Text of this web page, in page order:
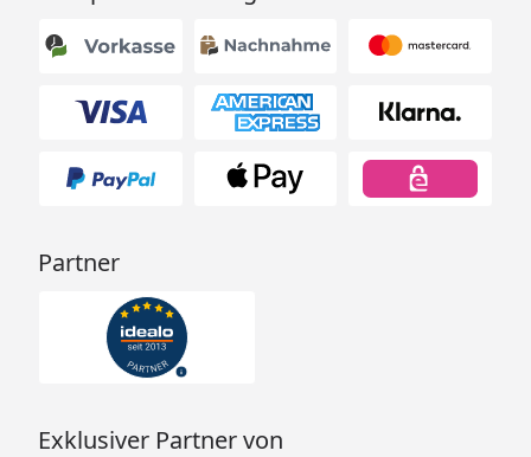
Partner
Exklusiver Partner von